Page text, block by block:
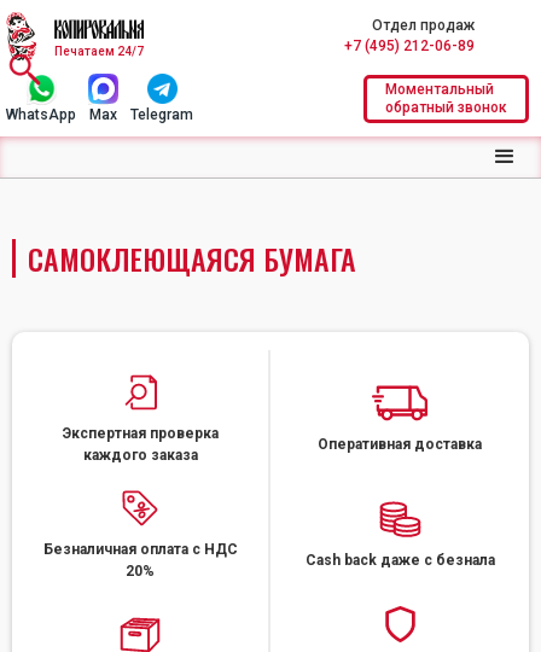
Печатаем 24/7
Отдел продаж
+7 (495) 212-06-89
WhatsApp Max Telegram
Моментальный
обратный звонок
САМОКЛЕЮЩАЯСЯ БУМАГА
Экспертная проверка
каждого заказа
Оперативная доставка
Безналичная оплата с НДС
20%
Cash back даже с безнала